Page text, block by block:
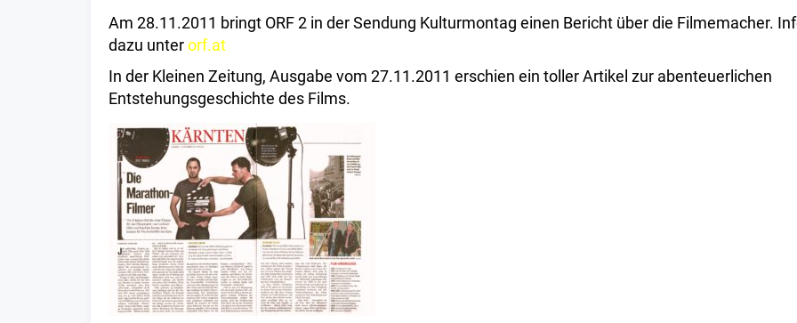
Am 28.11.2011 bringt ORF 2 in der Sendung Kulturmontag einen Bericht über die Filmemacher.
dazu unterorf.at
In der Kleinen Zeitung, Ausgabe vom 27.11.2011 erschien ein toller Artikel zur abenteuerlichen
Entstehungsgeschichte des Films.